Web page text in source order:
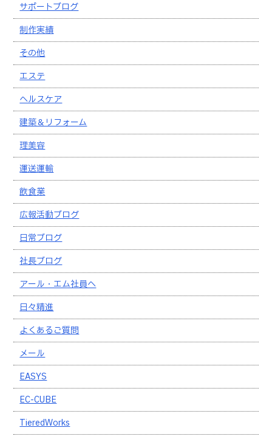
サポートブログ
制作実績
その他
エステ
ヘルスケア
建築＆リフォーム
理美容
運送運輸
飲食業
広報活動ブログ
日常ブログ
社長ブログ
アール・エム社員へ
日々精進
よくあるご質問
メール
EASYS
EC-CUBE
TieredWorks